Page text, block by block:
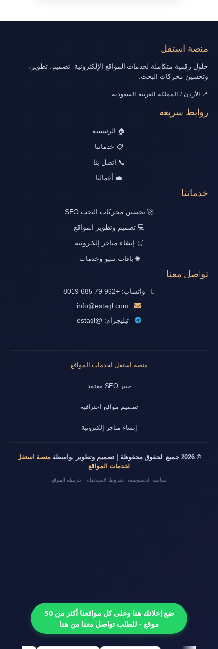
منصة استقل
حلول رقمية متكاملة لخدمات المواقع الإلكترونية، تصميم، تطوير،
وتحسين محركات البحث.
📍 الأردن / المملكة العربية السعودية
روابط سريعة
🏠 الرئيسية
📋 خدماتنا
📞 اتصل بنا
💼 أعمالنا
خدماتنا
🚀 تحسين محركات البحث SEO
💻 تصميم وتطوير المواقع
🛒 إنشاء متاجر إلكترونية
🌐 باقات سيو وخدمات
تواصل معنا
واتساب: +962 79 685 8019
info@estaql.com
تيليجرام: @estaql
منصة استقل لخدمات المواقع
خبير SEO معتمد
تصميم مواقع احترافية
إنشاء متاجر إلكترونية
© 2026 جميع الحقوق محفوظة | تصميم وتطوير بواسطة
منصة استقل
لخدمات المواقع
سياسة الخصوصية | شروط الاستخدام | خريطة الموقع
ضع إعلانك هنا وعلى كل مواقعنا أكثر من 50
موقع - للطلب تواصل معنا من هنا